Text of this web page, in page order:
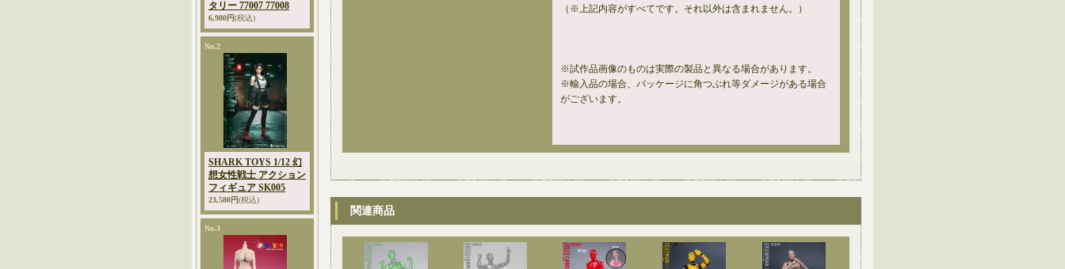
タリー 77007 77008
6,980円(税込)
No.2
SHARK TOYS 1/12 幻
想女性戦士 アクション
フィギュア SK005
23,580円(税込)
No.3
（※上記内容がすべてです。それ以外は含まれません。）
※試作品画像のものは実際の製品と異なる場合があります。
※輸入品の場合、パッケージに角つぶれ等ダメージがある場合
がございます。
関連商品